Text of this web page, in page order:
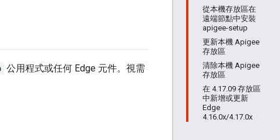
從本機存放區在
遠端節點中安裝
apigee-setup
更新本機 Apigee
存放區
清除本機 Apigee
存放區
在 4.17.09 存放區
中新增或更新
Edge
4.16.0x/4.17.0x
公用程式或任何 Edge 元件。視需